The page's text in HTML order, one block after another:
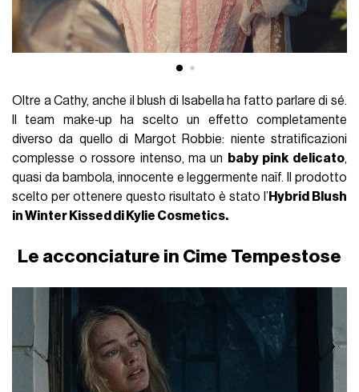
Oltre a Cathy, anche il blush di Isabella ha fatto parlare di sé.
Il team make‑up ha scelto un effetto completamente
diverso da quello di Margot Robbie: niente stratificazioni
complesse o rossore intenso, ma un
baby pink delicato,
quasi da bambola, innocente e leggermente naïf. Il prodotto
scelto per ottenere questo risultato è stato l’ Hybrid Blush
in Winter Kissed di Kylie Cosmetics.
Le acconciature in Cime Tempestose